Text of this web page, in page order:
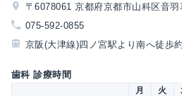
〒6078061 京都府京都市山科区音羽
075-592-0855
京阪(大津線)四ノ宮駅より南へ徒歩
歯科 診療時間
月 火